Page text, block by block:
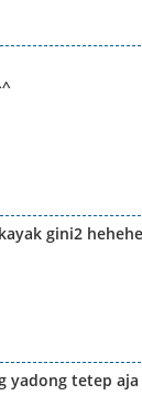
gini2 hehehe
yadong tetep